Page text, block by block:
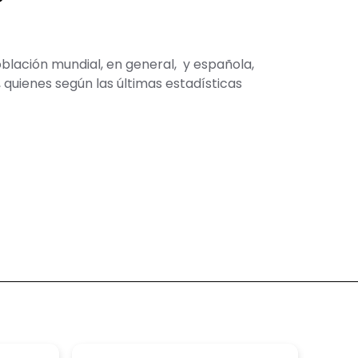
mundial, en general, y española,
según las últimas estadísticas